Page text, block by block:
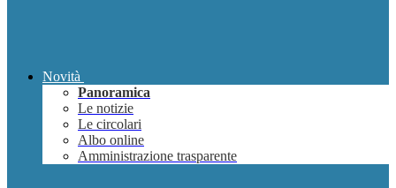
Novità
Panoramica
Le notizie
Le circolari
Albo online
Amministrazione trasparente